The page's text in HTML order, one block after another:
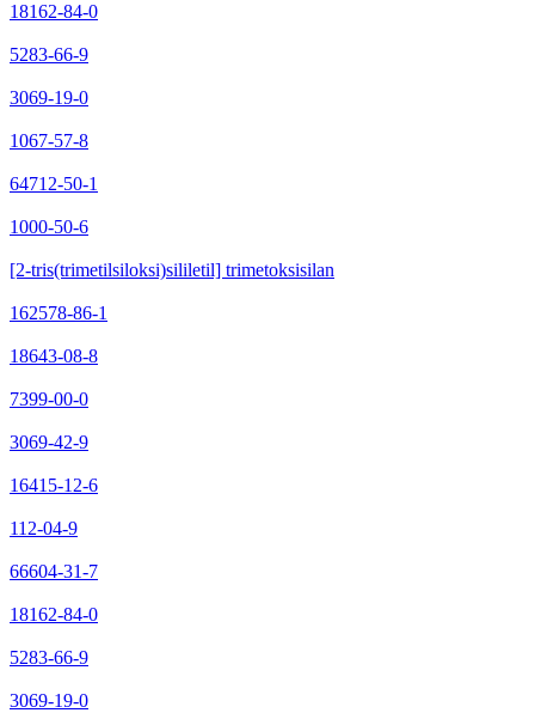
18162-84-0
5283-66-9
3069-19-0
1067-57-8
64712-50-1
1000-50-6
[2-tris(trimetilsiloksi)sililetil] trimetoksisilan
162578-86-1
18643-08-8
7399-00-0
3069-42-9
16415-12-6
112-04-9
66604-31-7
18162-84-0
5283-66-9
3069-19-0